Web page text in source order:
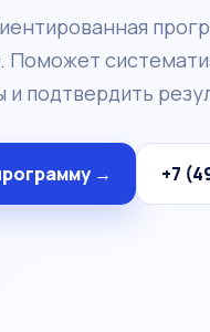
Поможет
подтвердить
→ +7